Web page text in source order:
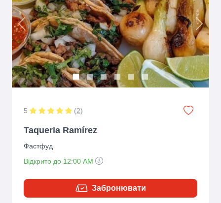
Previous Next
5 (2)
Taqueria Ramírez
Фастфуд
Відкрито до 12:00 AM
Забронювати